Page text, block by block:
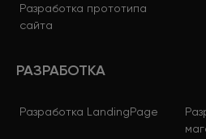
Разработка прототипа
сайта
РАЗРАБОТКА
Разработка LandingPage